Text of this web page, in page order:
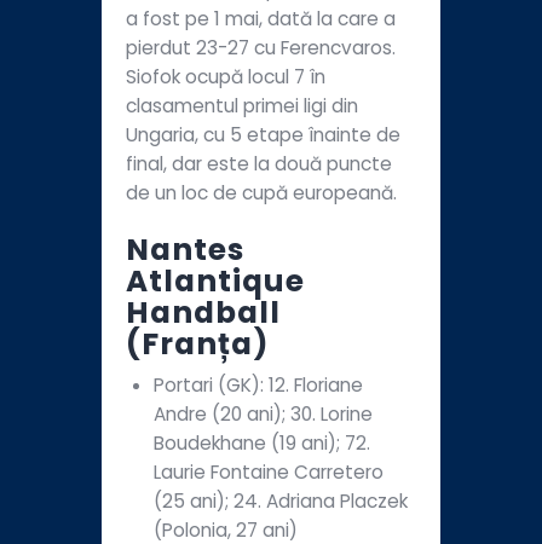
a fost pe 1 mai, dată la care a
pierdut 23-27 cu Ferencvaros.
Siofok ocupă locul 7 în
clasamentul primei ligi din
Ungaria, cu 5 etape înainte de
final, dar este la două puncte
de un loc de cupă europeană.
Nantes
Atlantique
Handball
(Franța)
Portari (GK): 12. Floriane
Andre (20 ani); 30. Lorine
Boudekhane (19 ani); 72.
Laurie Fontaine Carretero
(25 ani); 24. Adriana Placzek
(Polonia, 27 ani)